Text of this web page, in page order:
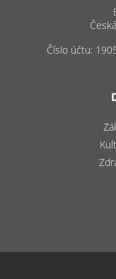
Číslo účtu: